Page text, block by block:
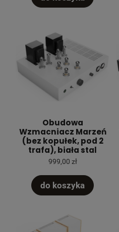
Obudowa
Wzmacniacz Marzeń
(bez kopułek, pod 2
trafa), biała stal
999,00 zł
do koszyka